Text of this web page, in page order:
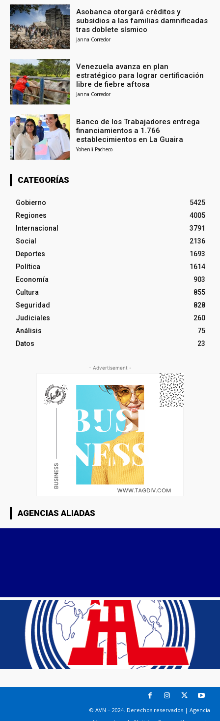
Asobanca otorgará créditos y
subsidios a las familias damnificadas
tras doblete sísmico
Janna Corredor
Venezuela avanza en plan
estratégico para lograr certificación
libre de fiebre aftosa
Janna Corredor
Banco de los Trabajadores entrega
financiamientos a 1.766
establecimientos en La Guaira
Yohenli Pacheco
CATEGORÍAS
Gobierno
5425
Regiones
4005
Internacional
3791
Social
2136
Deportes
1693
Política
1614
Economía
903
Cultura
855
Seguridad
828
Judiciales
260
Análisis
75
Datos
23
- Advertisement -
AGENCIAS ALIADAS
© AVN – 2024. Derechos reservados | Agencia